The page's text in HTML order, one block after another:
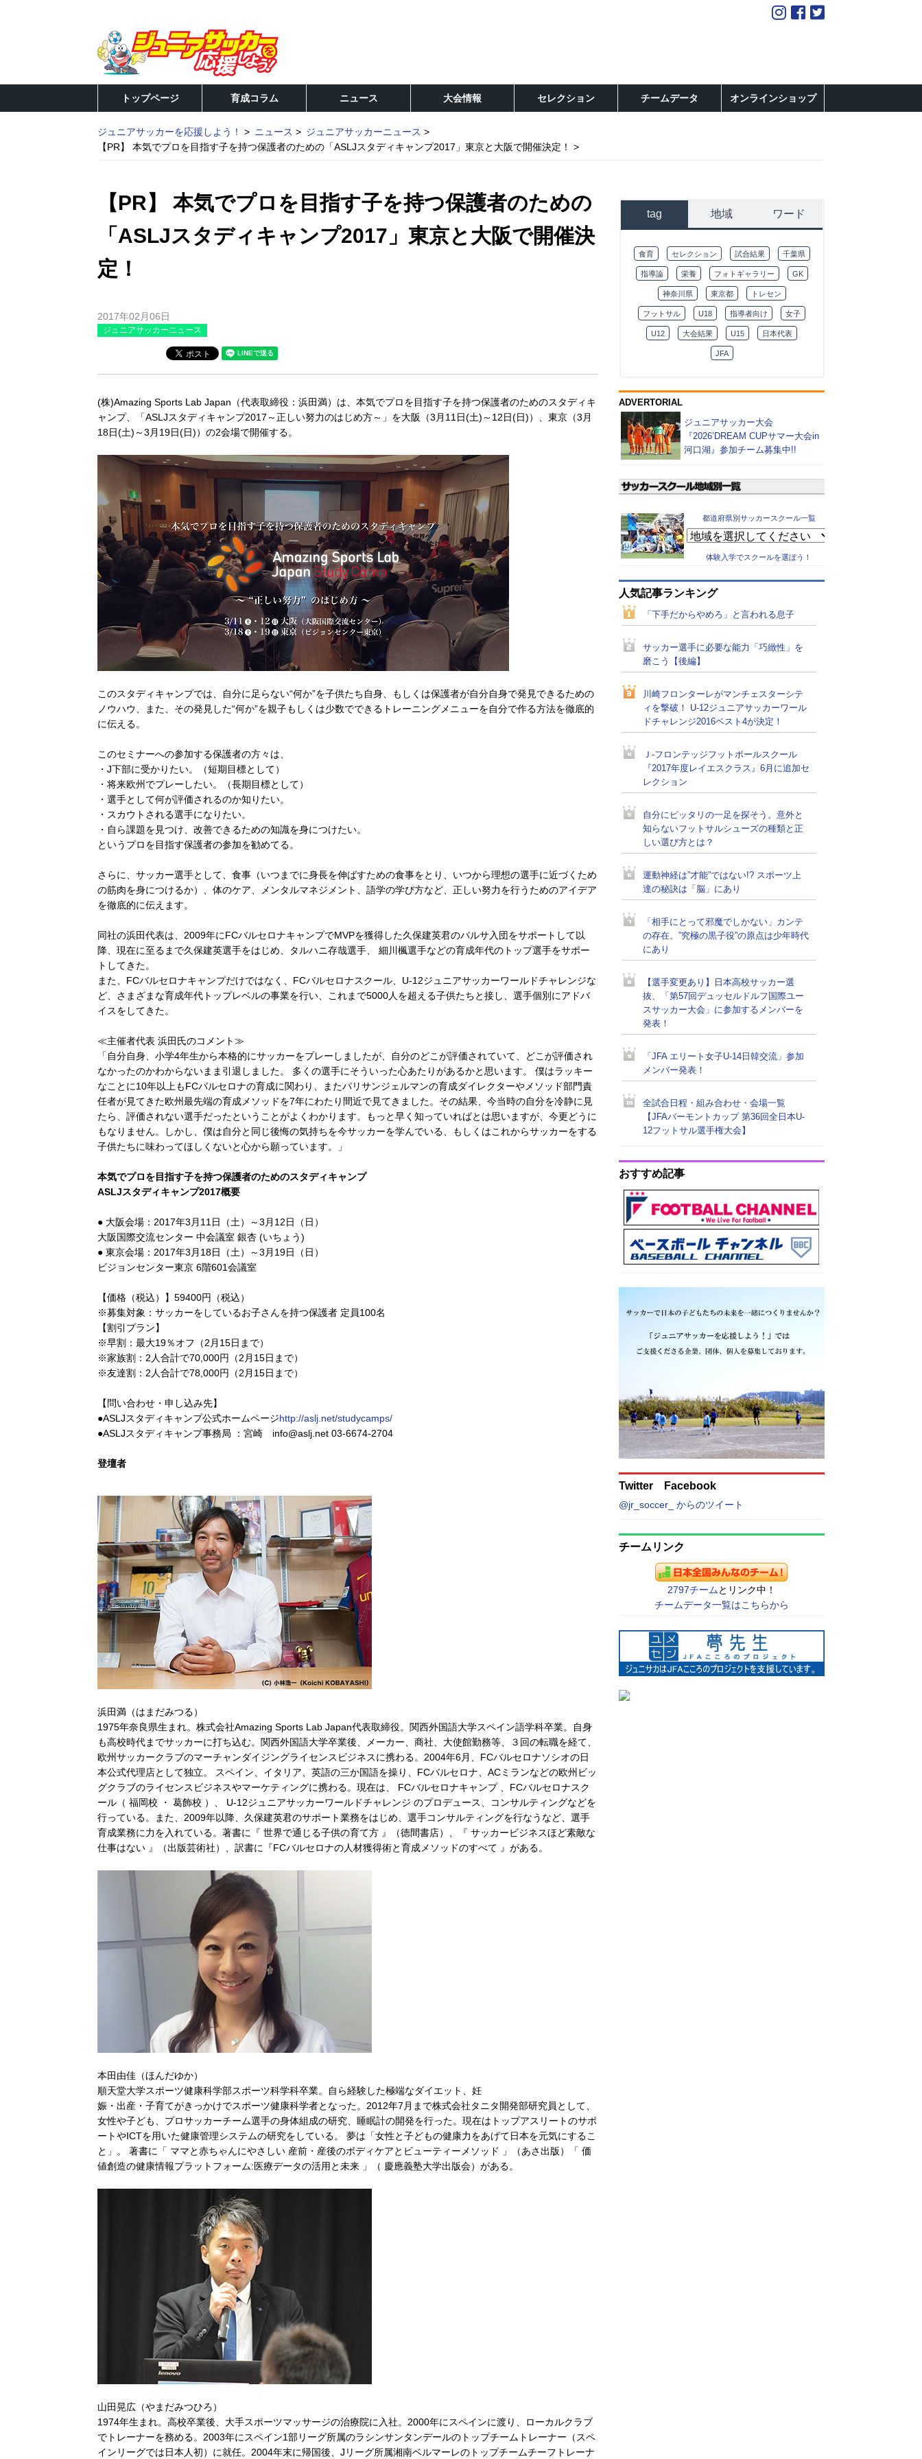
トップページ 育成コラム ニュース 大会情報 セレクション チームデータ オンラインショップ
ジュニアサッカーを応援しよう！ ニュース
ジュニアサッカーニュース
【PR】 本気でプロを目指す子を持つ保護者のための「ASLJスタディキャンプ2017」東京と大阪で開催決定！
【PR】 本気でプロを目指す子を持つ保護者のための
「ASLJスタディキャンプ2017」東京と大阪で開催決
定！
2017年02月06日
ジュニアサッカーニュース
(株)Amazing Sports Lab Japan（代表取締役：浜田満）は、本気でプロを目指す子を持つ保護者のためのスタディキ
ャンプ、「ASLJスタディキャンプ2017～正しい努力のはじめ方～」を大阪（3月11日(土)～12日(日)）、東京（3月
18日(土)～3月19日(日)）の2会場で開催する。
このスタディキャンプでは、自分に足らない“何か”を子供たち自身、もしくは保護者が自分自身で発見できるための
ノウハウ、また、その発見した“何か”を親子もしくは少数でできるトレーニングメニューを自分で作る方法を徹底的
に伝える。
このセミナーへの参加する保護者の方々は、
・J下部に受かりたい。（短期目標として）
・将来欧州でプレーしたい。（長期目標として）
・選手として何が評価されるのか知りたい。
・スカウトされる選手になりたい。
・自ら課題を見つけ、改善できるための知識を身につけたい。
というプロを目指す保護者の参加を勧めてる。
さらに、サッカー選手として、食事（いつまでに身長を伸ばすための食事をとり、いつから理想の選手に近づくため
の筋肉を身につけるか）、体のケア、メンタルマネジメント、語学の学び方など、正しい努力を行うためのアイデア
を徹底的に伝えます。
同社の浜田代表は、2009年にFCバルセロナキャンプでMVPを獲得した久保建英君のバルサ入団をサポートして以
降、現在に至るまで久保建英選手をはじめ、タルハニ存哉選手、 細川楓選手などの育成年代のトップ選手をサポー
トしてきた。
また、FCバルセロナキャンプだけではなく、FCバルセロナスクール、U-12ジュニアサッカーワールドチャレンジな
ど、さまざまな育成年代トップレベルの事業を行い、これまで5000人を超える子供たちと接し、選手個別にアドバ
イスをしてきた。
≪主催者代表 浜田氏のコメント≫
「自分自身、小学4年生から本格的にサッカーをプレーしましたが、自分のどこが評価されていて、どこが評価され
なかったのかわからないまま引退しました。 多くの選手にそういった心あたりがあるかと思います。 僕はラッキー
なことに10年以上もFCバルセロナの育成に関わり、またパリサンジェルマンの育成ダイレクターやメソッド部門責
任者が見てきた欧州最先端の育成メソッドを7年にわたり間近で見てきました。その結果、今当時の自分を冷静に見
たら、評価されない選手だったということがよくわかります。もっと早く知っていればとは思いますが、今更どうに
もなりません。しかし、僕は自分と同じ後悔の気持ちを今サッカーを学んでいる、もしくはこれからサッカーをする
子供たちに味わってほしくないと心から願っています。」
本気でプロを目指す子を持つ保護者のためのスタディキャンプ
ASLJスタディキャンプ2017概要
● 大阪会場：2017年3月11日（土）～3月12日（日）
大阪国際交流センター 中会議室 銀杏 (いちょう)
● 東京会場：2017年3月18日（土）～3月19日（日）
ビジョンセンター東京 6階601会議室
【価格（税込）】59400円（税込）
※募集対象：サッカーをしているお子さんを持つ保護者 定員100名
【割引プラン】
※早割：最大19％オフ（2月15日まで）
※家族割：2人合計で70,000円（2月15日まで）
※友達割：2人合計で78,000円（2月15日まで）
【問い合わせ・申し込み先】
●ASLJスタディキャンプ公式ホームページhttp://aslj.net/studycamps/
●ASLJスタディキャンプ事務局 ：宮崎 info@aslj.net 03-6674-2704
登壇者
浜田満（はまだみつる）
1975年奈良県生まれ。株式会社Amazing Sports Lab Japan代表取締役。関西外国語大学スペイン語学科卒業。自身
も高校時代までサッカーに打ち込む。関西外国語大学卒業後、メーカー、商社、大使館勤務等、３回の転職を経て、
欧州サッカークラブのマーチャンダイジングライセンスビジネスに携わる。2004年6月、FCバルセロナソシオの日
本公式代理店として独立。 スペイン、イタリア、英語の三か国語を操り、FCバルセロナ、ACミランなどの欧州ビッ
グクラブのライセンスビジネスやマーケティングに携わる。現在は、 FCバルセロナキャンプ 、FCバルセロナスク
ール（ 福岡校 ・ 葛飾校 ）、 U-12ジュニアサッカーワールドチャレンジ のプロデュース、コンサルティングなどを
行っている。また、2009年以降、久保建英君のサポート業務をはじめ、選手コンサルティングを行なうなど、選手
育成業務に力を入れている。著書に『 世界で通じる子供の育て方 』（徳間書店）、『 サッカービジネスほど素敵な
仕事はない 』（出版芸術社）、訳書に『FCバルセロナの人材獲得術と育成メソッドのすべて 』がある。
本田由佳（ほんだゆか）
順天堂大学スポーツ健康科学部スポーツ科学科卒業。自ら経験した極端なダイエット、妊
娠・出産・子育てがきっかけでスポーツ健康科学者となった。2012年7月まで株式会社タニタ開発部研究員として、
女性や子ども、プロサッカーチーム選手の身体組成の研究、睡眠計の開発を行った。現在はトップアスリートのサポ
ートやICTを用いた健康管理システムの研究をしている。 夢は「女性と子どもの健康力をあげて日本を元気にするこ
と」。 著書に「 ママと赤ちゃんにやさしい 産前・産後のボディケアとビューティーメソッド 」（あさ出版）「 価
値創造の健康情報プラットフォーム:医療データの活用と未来 」（ 慶應義塾大学出版会）がある。
山田晃広（やまだみつひろ）
1974年生まれ。高校卒業後、大手スポーツマッサージの治療院に入社。2000年にスペインに渡り、ローカルクラブ
でトレーナーを務める。2003年にスペイン1部リーグ所属のラシンサンタンデールのトップチームトレーナー（スペ
インリーグでは日本人初）に就任。2004年末に帰国後、Jリーグ所属湘南ベルマーレのトップチームチーフトレーナ
tag 地域 ワード
食育 セレクション 試合結果 千葉県
指導論 栄養 フォトギャラリー GK
神奈川県 東京都 トレセン
フットサル U18 指導者向け 女子
U12 大会結果 U15 日本代表
JFA
ADVERTORIAL
ジュニアサッカー大会
『2026’DREAM CUPサマー大会in
河口湖』参加チーム募集中!!
都道府県別サッカースクール一覧
体験入学でスクールを選ぼう！
人気記事ランキング
「下手だからやめろ」と言われる息子
サッカー選手に必要な能力「巧緻性」を
磨こう【後編】
川崎フロンターレがマンチェスターシテ
ィを撃破！ U-12ジュニアサッカーワール
ドチャレンジ2016ベスト4が決定！
Ｊ-フロンテッジフットボールスクール
『2017年度レイエスクラス』6月に追加セ
レクション
自分にピッタリの一足を探そう。意外と
知らないフットサルシューズの種類と正
しい選び方とは？
運動神経は”才能”ではない!? スポーツ上
達の秘訣は「脳」にあり
「相手にとって邪魔でしかない」カンテ
の存在。”究極の黒子役”の原点は少年時代
にあり
【選手変更あり】日本高校サッカー選
抜、「第57回デュッセルドルフ国際ユー
スサッカー大会」に参加するメンバーを
発表！
「JFA エリート女子U-14日韓交流」参加
メンバー発表！
全試合日程・組み合わせ・会場一覧
【JFAバーモントカップ 第36回全日本U-
12フットサル選手権大会】
おすすめ記事
Twitter Facebook
@jr_soccer_ からのツイート
チームリンク
2797チーム とリンク中！
チームデータ一覧はこちらから